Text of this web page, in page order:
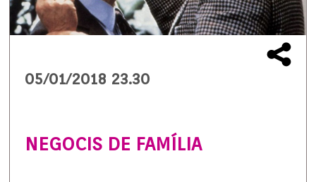
05/01/2018 23.30
NEGOCIS DE FAMÍLIA